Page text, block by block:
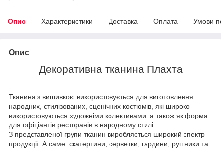
Опис Характеристики Доставка Оплата Умови
Опис
Декоративна тканина Плахта
Тканина з вишивкою використовується для виготовлення
народних, стилізованих, сценічних костюмів, які широко
використовуються художніми колективами, а також як форма
для офіціантів ресторанів в народному стилі.
З представленої групи тканин виробляється широкий спектр
продукції. А саме: скатертини, серветки, гардини, рушники та